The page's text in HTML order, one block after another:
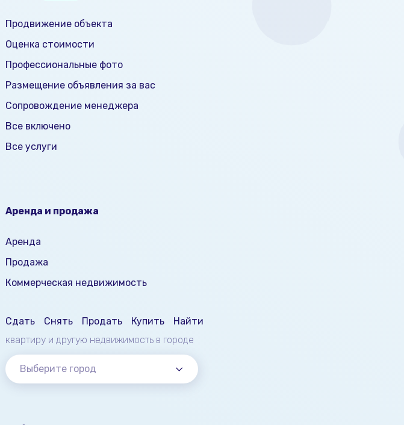
Продвижение объекта
Оценка стоимости
Профессиональные фото
Размещение объявления за вас
Сопровождение менеджера
Все включено
Все услуги
Аренда и продажа
Аренда
Продажа
Коммерческая недвижимость
Сдать Снять Продать Купить
Найти
квартиру и другую недвижимость в городе
Выберите город